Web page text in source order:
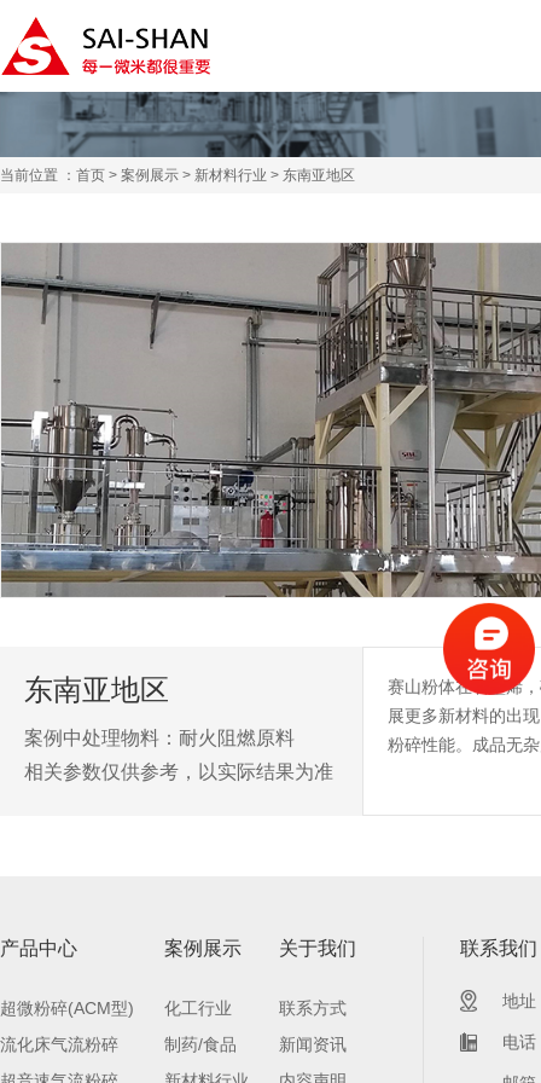
当前位置 ： 首页 > 案例展示 > 新材料行业 > 东南亚地区
东南亚地区
案例中处理物料：耐火阻燃原料
相关参数仅供参考，以实际结果为准
赛山粉体在石墨烯
展更多新材料的出
粉碎性能。成品无
产品中心
超微粉碎(ACM型)
流化床气流粉碎
案例展示
化工行业
制药/食品
关于我们
联系方式
新闻资讯
联系我们
地址
电